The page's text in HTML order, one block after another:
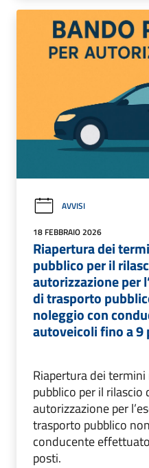
AVVISI
18 FEBBRAIO 2026
Riapertura dei
pubblico per il
autorizzazione per
di trasporto
noleggio con
autoveicoli fino a 9
Riapertura dei termini
pubblico per il rilascio
autorizzazione per
trasporto pubblico
conducente
posti.